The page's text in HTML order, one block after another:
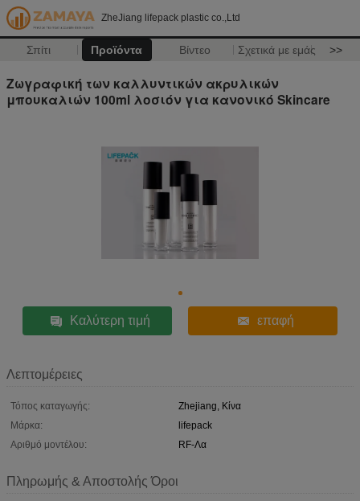
ZheJiang lifepack plastic co.,Ltd
Σπίτι Προϊόντα Βίντεο Σχετικά με εμάς >>
Ζωγραφική των καλλυντικών ακρυλικών
μπουκαλιών 100ml λοσιόν για κανονικό Skincare
Καλύτερη τιμή επαφή
Λεπτομέρειες
Τόπος καταγωγής:
Zhejiang, Κίνα
Μάρκα:
lifepack
Αριθμό μοντέλου:
RF-Λα
Πληρωμής & Αποστολής Όροι